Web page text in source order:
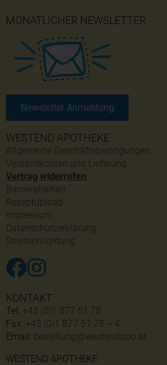
WESTEND APOTHEKE
Allgemeine Geschäftsbedingungen
Versandkosten und Lieferung
Vertrag widerrufen
Barrierefreiheit
Rezeptupload
Impressum
Datenschutzerklärung
Streitschlichtung
MONATLICHER NEWSLETTER
Newsletter Anmeldung
KONTAKT
Tel: +43 (0)1 877 51 78
Fax: +43 (0)1 877 51 78 – 4
Email: bestellung@westendapo.at
WESTEND APOTHEKE